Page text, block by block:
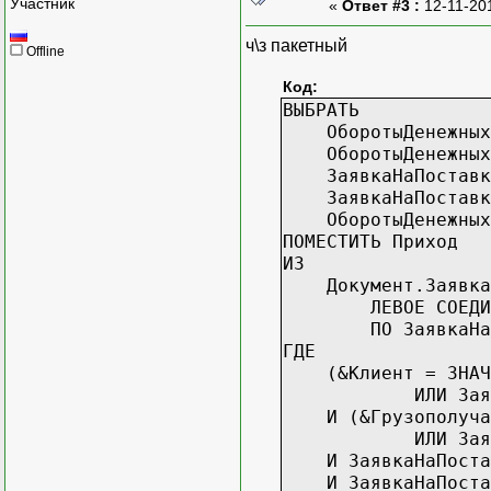
ЛЕВОЕ СОЕДИНЕНИЕ
ПО
(&Клиент =
ИЛИ
И
ИЛИ
И
И
И
И
ИТОГИ ПО
Заявка
Offline
« Ответ #3 : 12-11-
ч\з пакетный
Код:
ВЫБРАТЬ
ПОМЕСТИТЬ Приход
ИЗ
ЛЕВОЕ СОЕДИНЕНИЕ
ПО
ГДЕ
(&Клиент =
ИЛИ
И
ИЛИ
И
И